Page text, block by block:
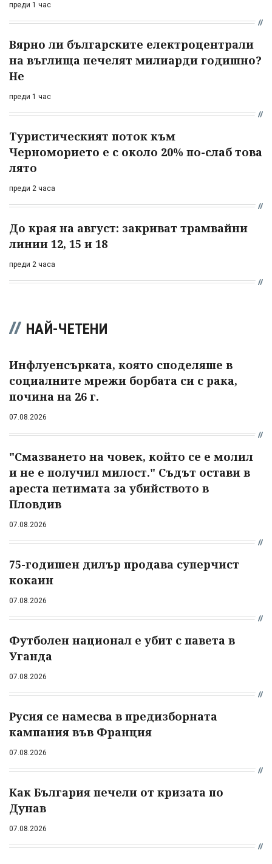
преди 1 час
Вярно ли българските електроцентрали
на въглища печелят милиарди годишно?
Не
преди 1 час
Туристическият поток към
Черноморието е с около 20% по-слаб това
лято
преди 2 часа
До края на август: закриват трамвайни
линии 12, 15 и 18
преди 2 часа
НАЙ-ЧЕТЕНИ
Инфлуенсърката, която споделяше в
социалните мрежи борбата си с рака,
почина на 26 г.
07.08.2026
"Смазването на човек, който се е молил
и не е получил милост." Съдът остави в
ареста петимата за убийството в
Пловдив
07.08.2026
75-годишен дилър продава суперчист
кокаин
07.08.2026
Футболен национал е убит с павета в
Уганда
07.08.2026
Русия се намесва в предизборната
кампания във Франция
07.08.2026
Как България печели от кризата по
Дунав
07.08.2026